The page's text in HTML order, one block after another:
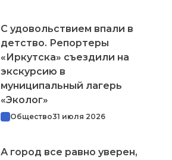
С удовольствием впали в
детство. Репортеры
«Иркутска» съездили на
экскурсию в
муниципальный лагерь
«Эколог»
Общество31 июля 2026
А город все равно уверен,